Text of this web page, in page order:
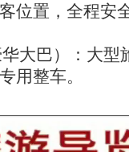
位置，全程安
大巴）：大型
用整车。